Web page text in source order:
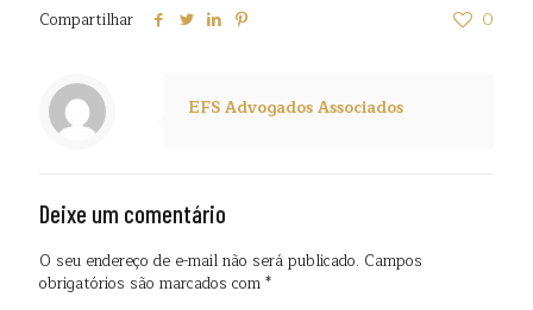
Compartilhar 0
EFS Advogados Associados
Deixe um comentário
O seu endereço de e-mail não será publicado. Campos
obrigatórios são marcados com*